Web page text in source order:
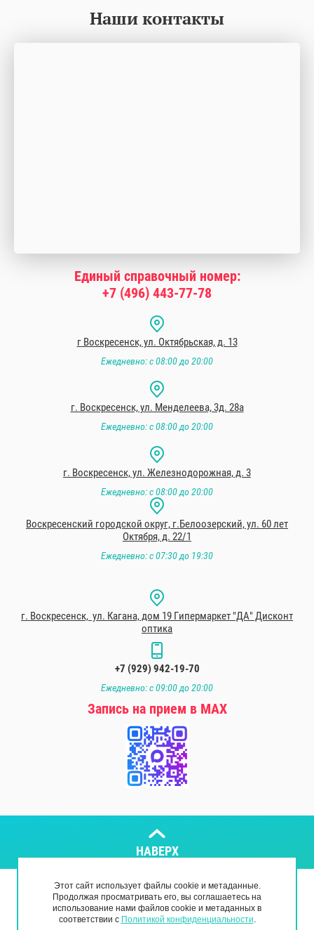
Наши контакты
Единый справочный номер:
+7 (496) 443-77-78
г Воскресенск, ул. Октябрьская, д. 13
Ежедневно: с 08:00 до 20:00
г. Воскресенск, ул. Менделеева, 3д. 28а
Ежедневно: с 08:00 до 20:00
г. Воскресенск, ул. Железнодорожная, д. 3
Ежедневно: с 08:00 до 20:00
Воскресенский городской округ, г.Белоозерский, ул. 60 лет
Октября, д. 22/1
Ежедневно: с 07:30 до 19:30
г. Воскресенск, ул. Кагана, дом 19 Гипермаркет "ДА" Дисконт
оптика
+7 (929) 942-19-70
Ежедневно: с 09:00 до 20:00
Запись на прием в МАХ
НАВЕРХ
Copyright © 2018 - 2026
Политика конфиденциальности
Мегагрупп.ру
Этот сайт использует файлы cookie и метаданные.
Продолжая просматривать его, вы соглашаетесь на
использование нами файлов cookie и метаданных в
соответствии с Политикой конфиденциальности.